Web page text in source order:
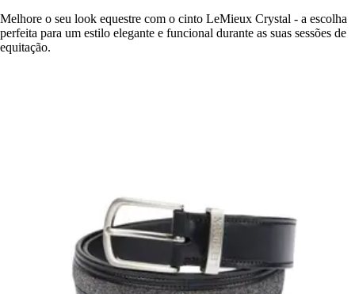
Melhore o seu look equestre com o cinto LeMieux Crystal - a escolha
perfeita para um estilo elegante e funcional durante as suas sessões de
equitação.